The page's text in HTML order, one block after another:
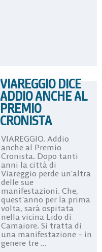
VIAREGGIO DICE
ADDIO ANCHE AL
PREMIO
CRONISTA
VIAREGGIO. Addio
anche al Premio
Cronista. Dopo tanti
anni la città di
Viareggio perde un’altra
delle sue
manifestazioni. Che,
quest’anno per la prima
volta, sarà ospitata
nella vicina Lido di
Camaiore. Si tratta di
una manifestazione – in
genere tre ...